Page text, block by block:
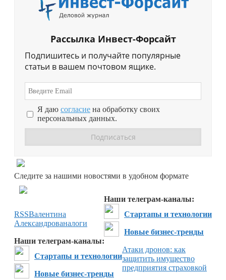
Рассылка Инвест-Форсайт
Подпишитесь и получайте популярные
статьи в вашем почтовом ящике.
Я даю согласие на обработку своих
персональных данных.
Следите за нашими новостями в удобном формате
Наши телеграм-каналы:
Стартапы и технологии
Новые бизнес-тренды
Наши телеграм-каналы:
Стартапы и технологии
Новые бизнес-тренды
RSSВалентина
Александрованалоги
Атаки дронов: как
защитить имущество
предприятия страховкой